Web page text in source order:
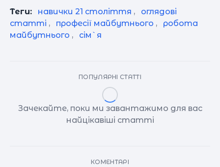
Теги: навички 21 століття ,
оглядові
статті , професії майбутнього ,
робота
майбутнього , сім`я
ПОПУЛЯРНІ СТАТТІ
Зачекайте, поки ми завантажимо для вас
найцікавіші статті
КОМЕНТАРІ